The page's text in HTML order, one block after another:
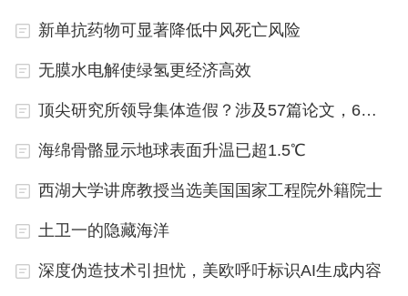
习加速新药研发进程）
新单抗药物可显著降低中风死亡风险
无膜水电解使绿氢更经济高效
顶尖研究所领导集体造假？涉及57篇论文，6篇正撤回
海绵骨骼显示地球表面升温已超1.5℃
西湖大学讲席教授当选美国国家工程院外籍院士
土卫一的隐藏海洋
深度伪造技术引担忧，美欧呼吁标识AI生成内容